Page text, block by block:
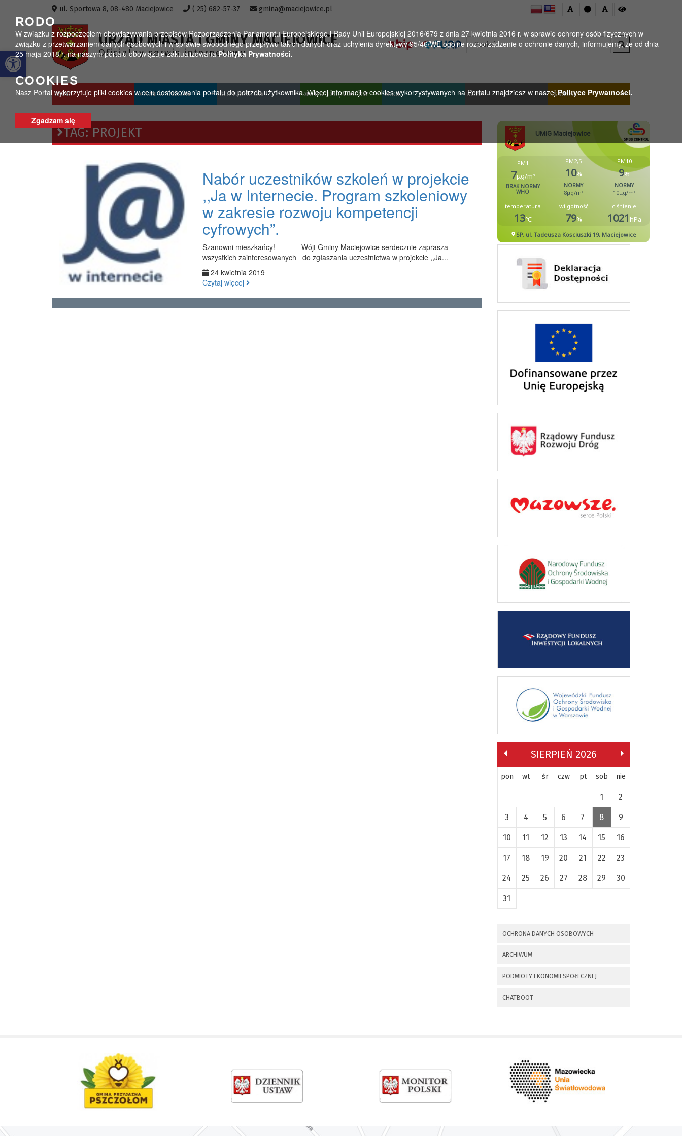
Otwórz pasek narzędzi
RODO
W związku z rozpoczęciem obowiązywania przepisów Rozporządzenia Parlamentu Europejskiego i Rady Unii Europejskiej 2016/679 z dnia 27 kwietnia 2016 r. w sprawie ochrony osób fizycznych w
związku z przetwarzaniem danych osobowych i w sprawie swobodnego przepływu takich danych oraz uchylenia dyrektywy 95/46/WE ogólne rozporządzenie o ochronie danych, informujemy, że od dnia
25 maja 2018 r. na naszym portalu obowiązuje zaktualizowanaPolityka Prywatności.
COOKIES
Nasz Portal wykorzytuje pliki cookies w celu dostosowania portalu do potrzeb użytkownika. Więcej informacji o cookies wykorzystywanych na Portalu znajdziesz w naszejPolityce Prywatności.
Zgadzam się
ul. Sportowa 8, 08-480 Maciejowice ( 25) 682-57-37 gmina@maciejowice.pl
URZĄD MIASTA I GMINY MACIEJOWICE
Oficjalny serwis internetowy
Wyszukaj
GMINA DLA MIESZKAŃCÓW DLA TURYSTÓW DLA PRZEDSIĘBIORCÓW MGOK MGBP KS WISŁA
TAG:PROJEKT
Nabór uczestników szkoleń w projekcie
,,Ja w Internecie. Program szkoleniowy
w zakresie rozwoju kompetencji
cyfrowych”.
Szanowni mieszkańcy! Wójt Gminy Maciejowice serdecznie zaprasza
wszystkich zainteresowanych do zgłaszania uczestnictwa w projekcie ,,Ja...
24 kwietnia 2019
Czytaj więcej
SIERPIEŃ 2026
pon wt śr czw pt sob nie
1 2
3 4 5 6 7 8 9
10 11 12 13 14 15 16
17 18 19 20 21 22 23
24 25 26 27 28 29 30
31
Bitwy pod
informacyjne 28.09.2021 r.
Invalid date
ZAPROSZENIE NA
Ludowych Regionów
OCHRONA DANYCH OSOBOWYCH
ARCHIWUM
PODMIOTY EKONOMII SPOŁECZNEJ
CHATBOOT